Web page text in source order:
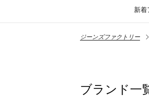
新着
ジーンズファクトリー
ブランド一